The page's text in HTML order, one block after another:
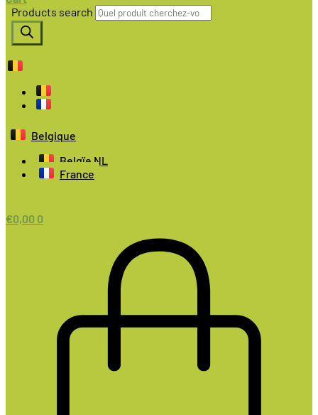
Products search
Belgique
Belgïe NL
France
€0,00 0